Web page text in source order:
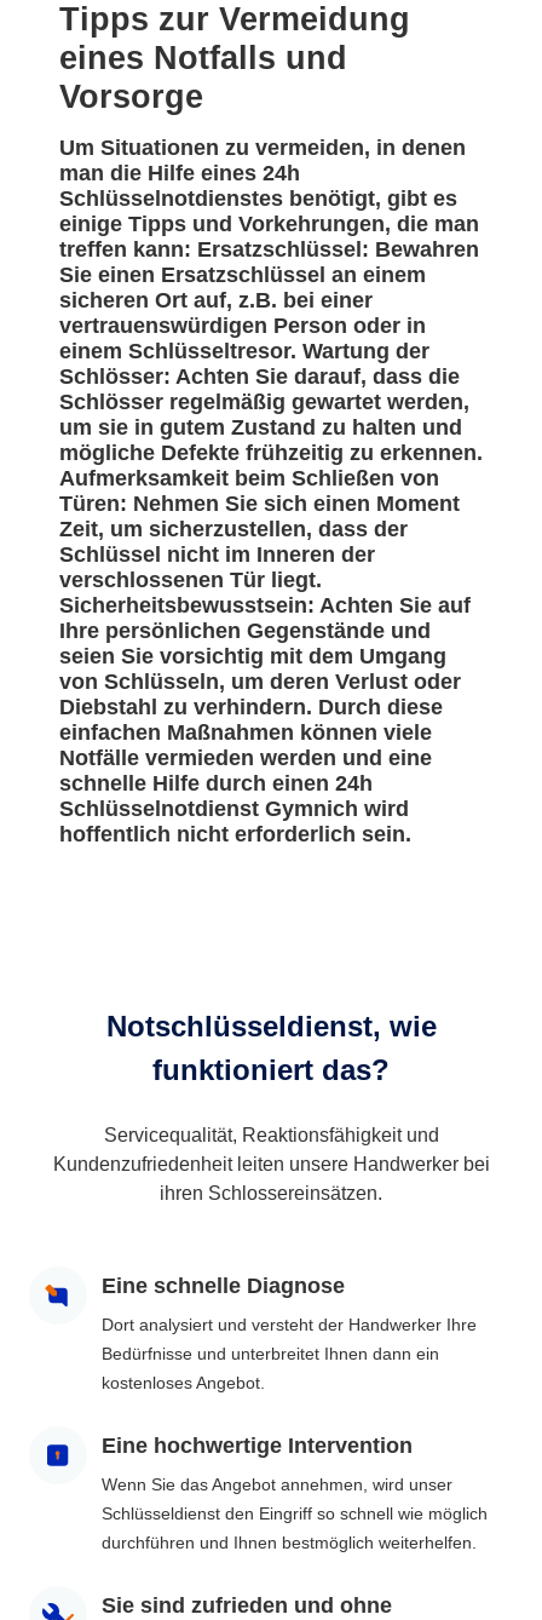
Tipps zur Vermeidung
eines Notfalls und
Vorsorge
Um Situationen zu vermeiden, in denen
man die Hilfe eines 24h
Schlüsselnotdienstes benötigt, gibt es
einige Tipps und Vorkehrungen, die man
treffen kann: Ersatzschlüssel: Bewahren
Sie einen Ersatzschlüssel an einem
sicheren Ort auf, z.B. bei einer
vertrauenswürdigen Person oder in
einem Schlüsseltresor. Wartung der
Schlösser: Achten Sie darauf, dass die
Schlösser regelmäßig gewartet werden,
um sie in gutem Zustand zu halten und
mögliche Defekte frühzeitig zu erkennen.
Aufmerksamkeit beim Schließen von
Türen: Nehmen Sie sich einen Moment
Zeit, um sicherzustellen, dass der
Schlüssel nicht im Inneren der
verschlossenen Tür liegt.
Sicherheitsbewusstsein: Achten Sie auf
Ihre persönlichen Gegenstände und
seien Sie vorsichtig mit dem Umgang
von Schlüsseln, um deren Verlust oder
Diebstahl zu verhindern. Durch diese
einfachen Maßnahmen können viele
Notfälle vermieden werden und eine
schnelle Hilfe durch einen 24h
Schlüsselnotdienst Gymnich wird
hoffentlich nicht erforderlich sein.
Notschlüsseldienst, wie
funktioniert das?
Servicequalität, Reaktionsfähigkeit und
Kundenzufriedenheit leiten unsere Handwerker bei
ihren Schlossereinsätzen.
Eine schnelle Diagnose
Dort analysiert und versteht der Handwerker Ihre
Bedürfnisse und unterbreitet Ihnen dann ein
kostenloses Angebot.
Eine hochwertige Intervention
Wenn Sie das Angebot annehmen, wird unser
Schlüsseldienst den Eingriff so schnell wie möglich
durchführen und Ihnen bestmöglich weiterhelfen.
Sie sind zufrieden und ohne